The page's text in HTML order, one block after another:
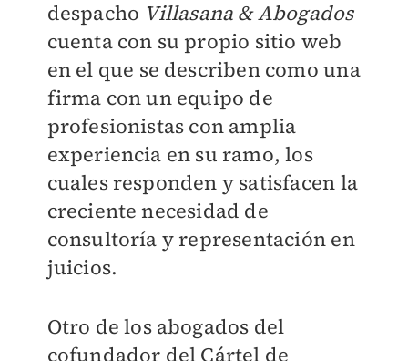
despacho Villasana & Abogados
cuenta con su propio sitio web
en el que se describen como una
firma con un equipo de
profesionistas con amplia
experiencia en su ramo, los
cuales responden y satisfacen la
creciente necesidad de
consultoría y representación en
juicios.
Otro de los abogados del
cofundador del Cártel de